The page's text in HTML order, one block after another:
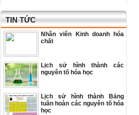
TIN TỨC
Nhân viên Kinh doanh hóa
chất
Lịch sử hình thành các
nguyên tố hóa học
Lịch sử hình thành Bảng
tuần hoàn các nguyên tố hóa
học